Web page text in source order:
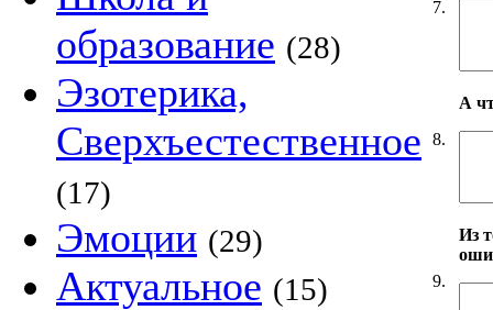
образование (28)
Эзотерика,
Сверхъестественное
(17)
Эмоции (29)
Актуальное (15)
7.
8.
А
9.
Из